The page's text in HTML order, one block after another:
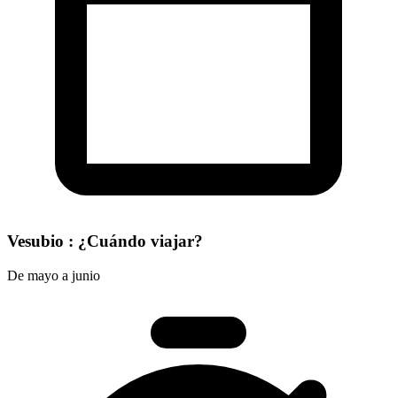
Vesubio : ¿Cuándo viajar?
De mayo a junio